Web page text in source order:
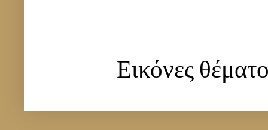
Εικόνες